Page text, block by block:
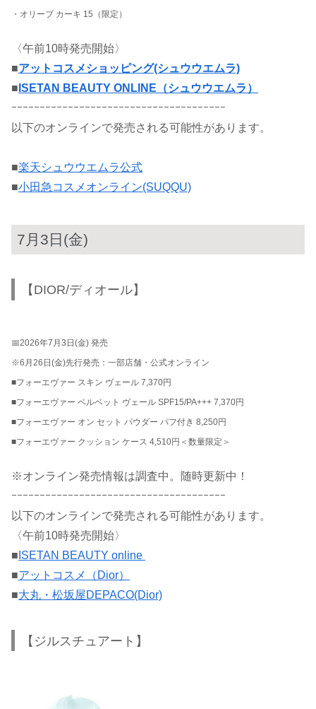
・オリーブ カーキ 15（限定）
〈午前10時発売開始〉
■アットコスメショッピング(シュウウエムラ)
■ ISETAN BEAUTY ONLINE（シュウウエムラ）
ｰｰｰｰｰｰｰｰｰｰｰｰｰｰｰｰｰｰｰｰｰｰｰｰｰｰｰｰｰｰｰｰｰｰｰｰｰｰ
以下のオンラインで発売される可能性があります。
■楽天シュウウエムラ公式
■小田急コスメオンライン(SUQQU)
7月3日(金)
【DIOR/ディオール】
📅2026年7月3日(金) 発売
※6月26日(金)先行発売：一部店舗・公式オンライン
■フォーエヴァー スキン ヴェール 7,370円
■フォーエヴァー ベルベット ヴェール SPF15/PA+++ 7,370円
■フォーエヴァー オン セット パウダー パフ付き 8,250円
■フォーエヴァー クッション ケース 4,510円＜数量限定＞
※オンライン発売情報は調査中。随時更新中！
ｰｰｰｰｰｰｰｰｰｰｰｰｰｰｰｰｰｰｰｰｰｰｰｰｰｰｰｰｰｰｰｰｰｰｰｰｰｰ
以下のオンラインで発売される可能性があります。
〈午前10時発売開始〉
■ ISETAN BEAUTY online
■アットコスメ（Dior）
■大丸・松坂屋DEPACO(Dior)
【ジルスチュアート】